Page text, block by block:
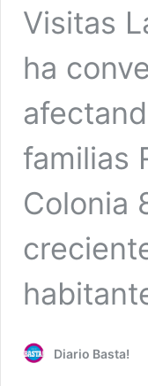
Visitas
ha
familias
Colonia
Diario Basta!